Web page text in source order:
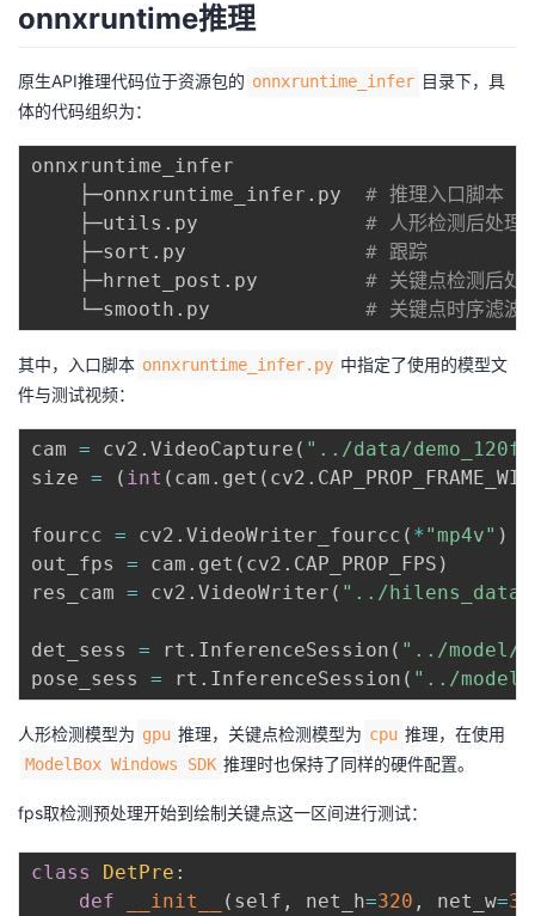
者
学
堂
藏
支
持
我
支
持
声
建
onnxruntime推理
原生API推理代码位于资源包的 onnxruntime_infer 目录下，具
体的代码组织为：
onnxruntime_infer
    ├─onnxruntime_infer.py
# 推理入口脚本
    ├─utils.py
# 人形检测后处理
    ├─sort.py
# 跟踪
    ├─hrnet_post.py
# 关键点检测后处
    └─smooth.py
# 关键点时序滤波
其中，入口脚本 onnxruntime_infer.py 中指定了使用的模型文
件与测试视频：
cam = cv2 . VideoCapture ( "../data/
size = ( int ( cam . get ( cv2 .
fourcc = cv2 . VideoWriter_fourcc ( * "mp4v" )
out_fps = cam . get ( cv2 . CAP_PROP_FPS )
res_cam = cv2 . VideoWriter ( "../
det_sess = rt . InferenceSession ( "../model/
pose_sess = rt . InferenceSession ( "../model/
人形检测模型为 gpu 推理，关键点检测模型为 cpu 推理，在使用
ModelBox Windows SDK 推理时也保持了同样的硬件配置。
fps取检测预处理开始到绘制关键点这一区间进行测试：
class DetPre :
def
__init__ ( self , net_h=320 , net_w=